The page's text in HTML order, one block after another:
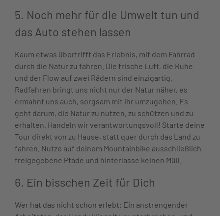
5. Noch mehr für die Umwelt tun und
das Auto stehen lassen
Kaum etwas übertrifft das Erlebnis, mit dem Fahrrad
durch die Natur zu fahren. Die frische Luft, die Ruhe
und der Flow auf zwei Rädern sind einzigartig.
Radfahren bringt uns nicht nur der Natur näher, es
ermahnt uns auch, sorgsam mit ihr umzugehen. Es
geht darum, die Natur zu nutzen, zu schützen und zu
erhalten. Handeln wir verantwortungsvoll! Starte deine
Tour direkt von zu Hause, statt quer durch das Land zu
fahren. Nutze auf deinem Mountainbike ausschließlich
freigegebene Pfade und hinterlasse keinen Müll.
6. Ein bisschen Zeit für Dich
Wer hat das nicht schon erlebt: Ein anstrengender